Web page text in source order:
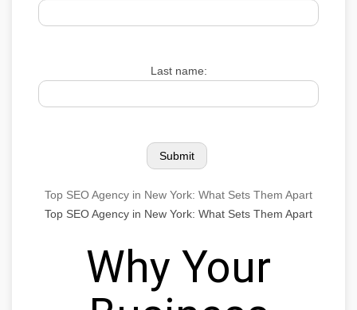
Last name:
Top SEO Agency in New York: What Sets Them Apart
Top SEO Agency in New York: What Sets Them Apart
Why Your